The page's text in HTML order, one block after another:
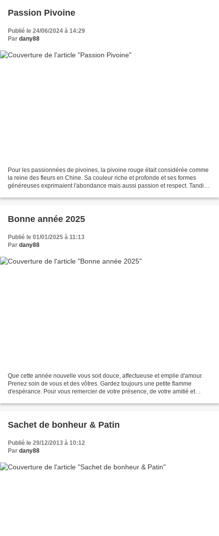
Passion Pivoine
Publié le 24/06/2024 à 14:29
Par dany88
Pour les passionnées de pivoines, la pivoine rouge était considérée comme
la reine des fleurs en Chine. Sa couleur riche et profonde et ses formes
généreuses exprimaient l'abondance mais aussi passion et respect. Tandis
Bonne année 2025
Publié le 01/01/2025 à 11:13
Par dany88
Que cette année nouvelle vous soit douce, affectueuse et emplie d'amour.
Prenez soin de vous et des vôtres. Gardez toujours une petite flamme
d'espérance. Pour vous remercier de votre présence, de votre amitié et
Sachet de bonheur & Patin
Publié le 29/12/2013 à 10:12
Par dany88